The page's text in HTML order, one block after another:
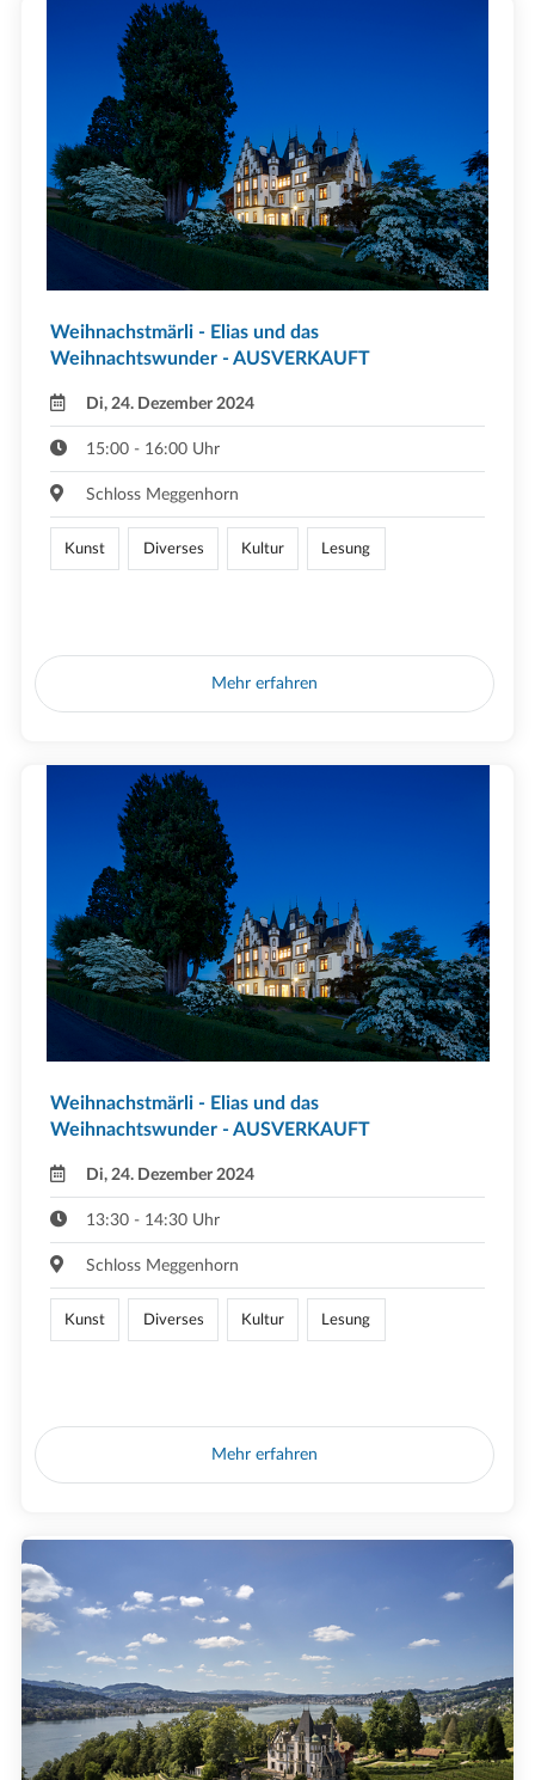
Weihnachstmärli - Elias und das
Weihnachtswunder - AUSVERKAUFT
Di, 24. Dezember 2024
15:00 - 16:00 Uhr
Schloss Meggenhorn
Kunst Diverses Kultur Lesung
Mehr erfahren
Weihnachstmärli - Elias und das
Weihnachtswunder - AUSVERKAUFT
Di, 24. Dezember 2024
13:30 - 14:30 Uhr
Schloss Meggenhorn
Kunst Diverses Kultur Lesung
Mehr erfahren